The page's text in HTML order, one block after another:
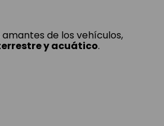
de los vehículos,
y acuático.